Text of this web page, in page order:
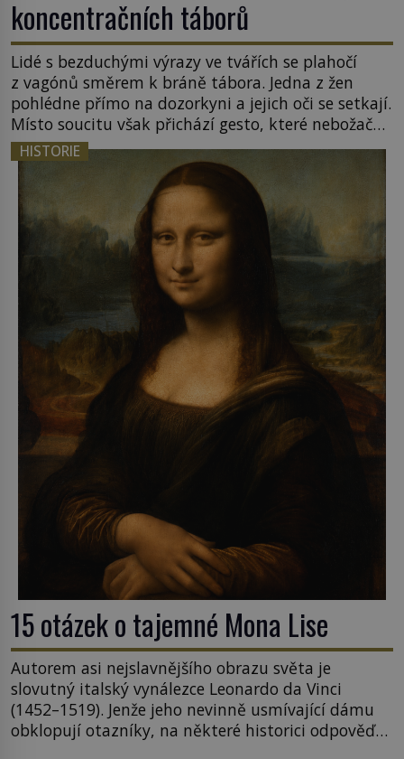
koncentračních táborů
Lidé s bezduchými výrazy ve tvářích se plahočí
z vagónů směrem k bráně tábora. Jedna z žen
pohlédne přímo na dozorkyni a jejich oči se setkají.
Místo soucitu však přichází gesto, které nebožačku
posílá rovnou do plynové komory. Jména jako
Rudolf Höss (1901–1947), Josef Mengele (1911–
1979) či Heinrich Himmler (1900–1945) zná každý,
o koho se historie jen otřela. Jenže […]
HISTORIE
15 otázek o tajemné Mona Lise
Autorem asi nejslavnějšího obrazu světa je
slovutný italský vynálezce Leonardo da Vinci
(1452–1519). Jenže jeho nevinně usmívající dámu
obklopují otazníky, na některé historici odpověď